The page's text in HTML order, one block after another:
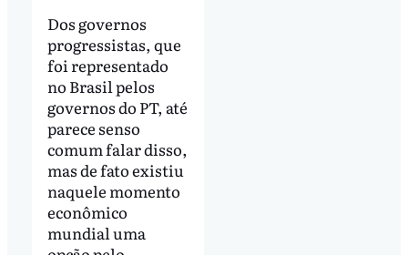
Dos governos
progressistas, que
foi representado
no Brasil pelos
governos do PT, até
parece senso
comum falar disso,
mas de fato existiu
naquele momento
econômico
mundial uma